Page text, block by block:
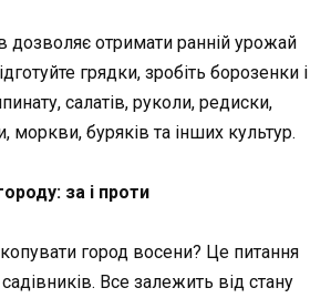
дозволяє отримати ранній урожай
грядки, зробіть борозенки і
салатів, руколи, редиски,
буряків та інших культур.
за і проти
город восени? Це питання
Все залежить від стану